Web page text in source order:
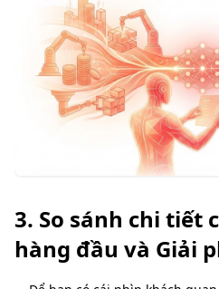
3. So sánh chi tiết
hàng đầu và Giải